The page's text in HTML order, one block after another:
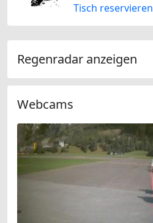
Tisch reservieren
Regenradar anzeigen
Webcams